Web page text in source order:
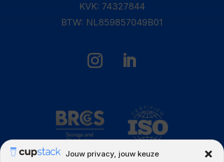
Jouw privacy, jouw keuze
KVK: 74327844
BTW: NL859857049B01